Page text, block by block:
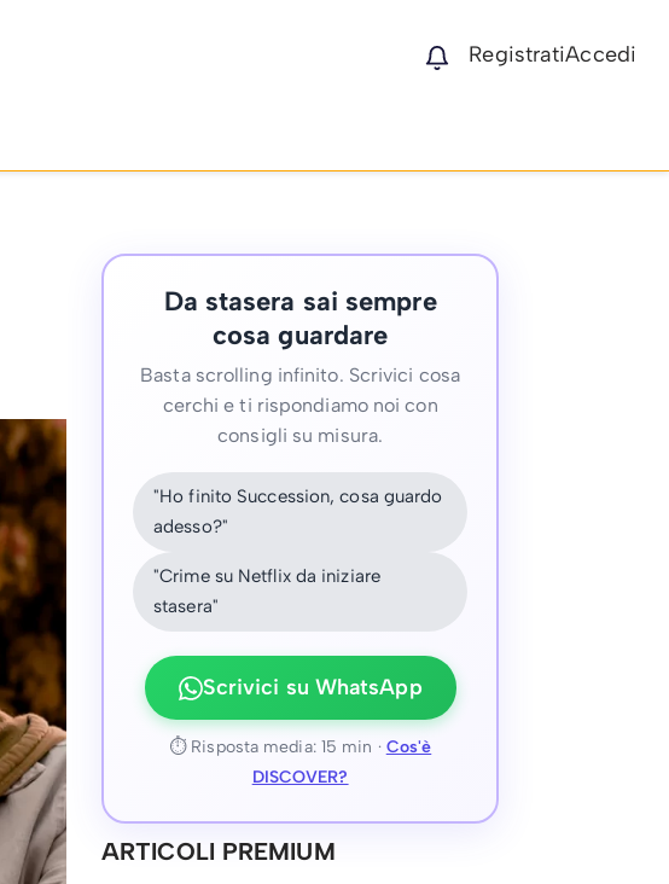
RegistratiAccedi
Da stasera sai sempre
cosa guardare
Basta scrolling infinito. Scrivici cosa
cerchi e ti rispondiamo noi con
consigli su misura.
"Ho finito Succession, cosa guardo
adesso?"
"Crime su Netflix da iniziare
stasera"
Scrivici su WhatsApp
⏱ Risposta media: 15 min · Cos'è
DISCOVER?
ARTICOLI PREMIUM